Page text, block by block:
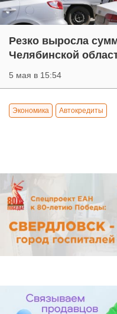
Резко выросла
Челябинской
5 мая в 15:54
Экономика Автокредиты